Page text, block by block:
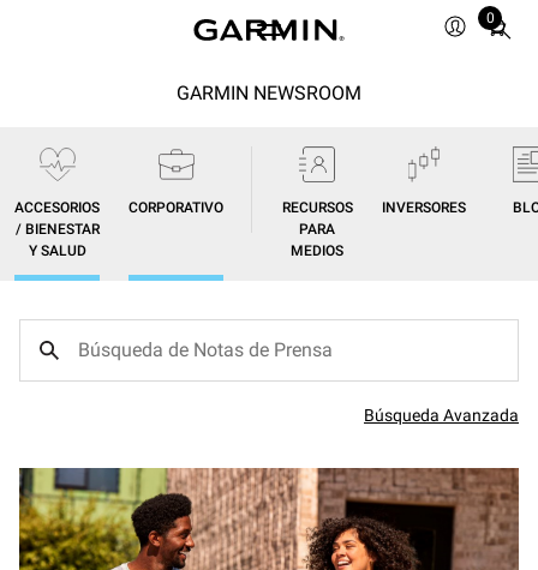
0
Total
GARMIN NEWSROOM
ACCESORIOS
/ BIENESTAR
Y SALUD
CORPORATIVO
RECURSOS
PARA
MEDIOS
INVERSORES
Búsqueda Avanzada